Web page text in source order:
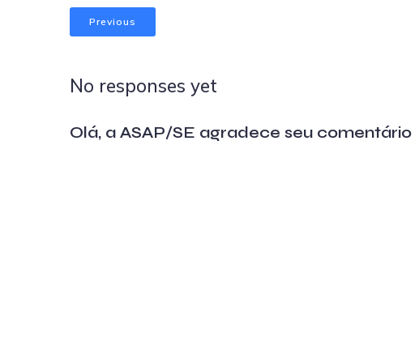
Previous
No responses yet
Olá, a ASAP/SE agradece seu comentário